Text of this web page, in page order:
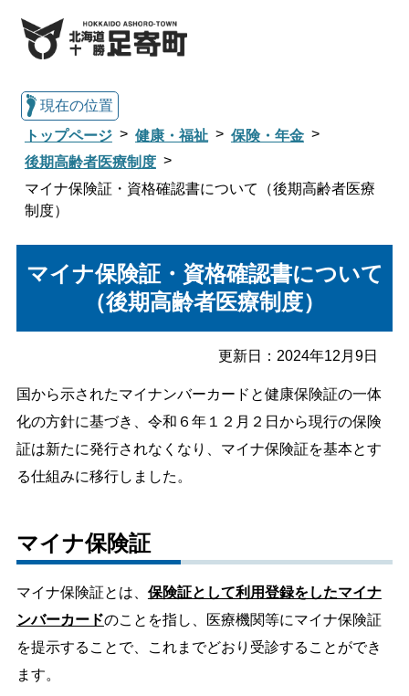
総合トップへ戻る
くらし・行政情報トップ
子育て・教育 健康・福祉
しごと・産業 緊急・防災
色合い
白 黒 黄 青
現在の位置
トップページ
健康・福祉
保険・年金
後期高齢者医療制度
マイナ保険証・資格確認書について（後期高齢者医療
制度）
マイナ保険証・資格確認書について
（後期高齢者医療制度）
更新日： 2024年12月9日
国から示されたマイナンバーカードと健康保険証の一体
化の方針に基づき、令和６年１２月２日から現行の保険
証は新たに発行されなくなり、マイナ保険証を基本とす
る仕組みに移行しました。
マイナ保険証
マイナ保険証とは、 保険証として利用登録をしたマイナ
ンバーカードのことを指し、医療機関等にマイナ保険証
を提示することで、これまでどおり受診することができ
ます。